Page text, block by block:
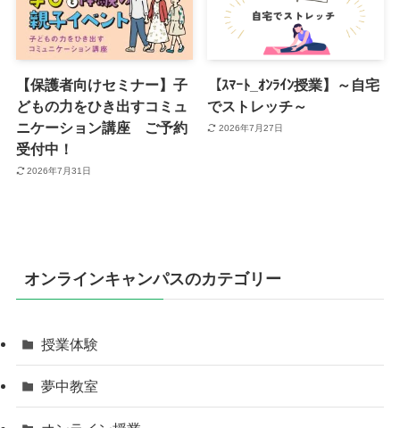
【保護者向けセミナー】子
どもの力をひき出すコミュ
ニケーション講座 ご予約
受付中！
2026年7月31日
【ｽﾏｰﾄ_ｵﾝﾗｲﾝ授業】～自宅
でストレッチ～
2026年7月27日
オンラインキャンパスのカテゴリー
授業体験
夢中教室